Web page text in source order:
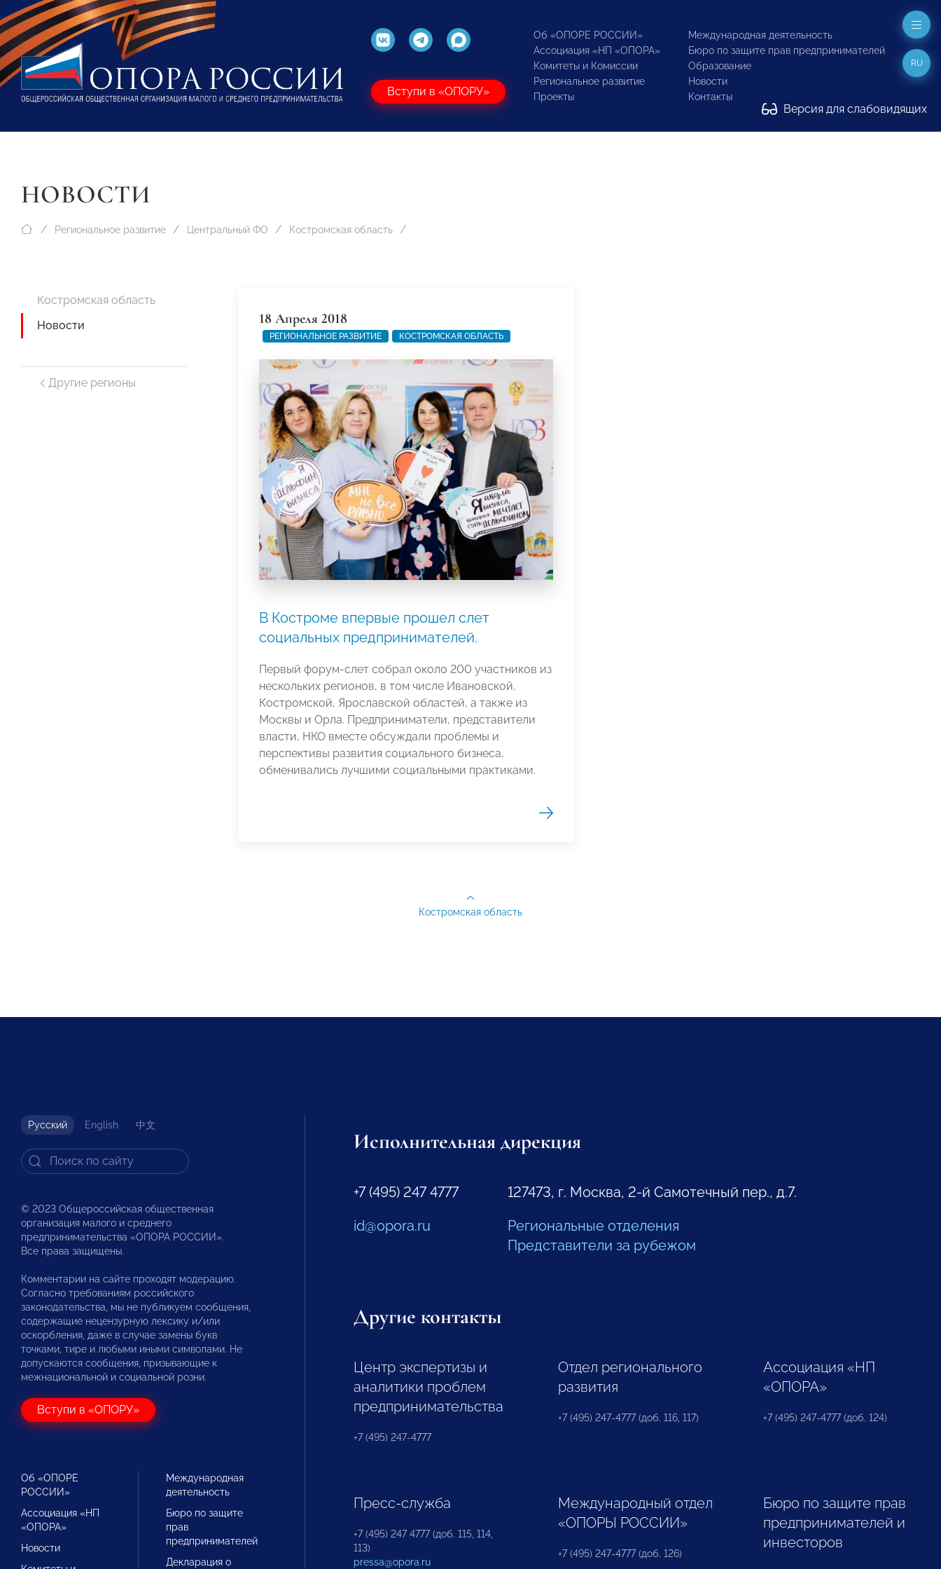
Вступи в «ОПОРУ»
Об «ОПОРЕ РОССИИ»
Ассоциация «НП «ОПОРА»
Комитеты и Комиссии
Региональное развитие
Проекты
Международная деятельность
Бюро по защите прав предпринимателей
Образование
Новости
Контакты
Версия для слабовидящих
RU
НОВОСТИ
Региональное развитие Центральный ФО Костромская область
Костромская область
Новости
Другие регионы
18 Апреля 2018
РЕГИОНАЛЬНОЕ РАЗВИТИЕ КОСТРОМСКАЯ ОБЛАСТЬ
В Костроме впервые прошел слет
социальных предпринимателей.
Первый форум-слет собрал около 200 участников из
нескольких регионов, в том числе Ивановской,
Костромской, Ярославской областей, а также из
Москвы и Орла. Предприниматели, представители
власти, НКО вместе обсуждали проблемы и
перспективы развития социального бизнеса,
обменивались лучшими социальными практиками.
Костромская область
Русский English 中文
© 2023 Общероссийская общественная
организация малого и среднего
предпринимательства «ОПОРА РОССИИ».
Все права защищены.
Комментарии на сайте проходят модерацию.
Согласно требованиям российского
законодательства, мы не публикуем сообщения,
содержащие нецензурную лексику и/или
оскорбления, даже в случае замены букв
точками, тире и любыми иными символами. Не
допускаются сообщения, призывающие к
межнациональной и социальной розни.
Вступи в «ОПОРУ»
Об «ОПОРЕ
РОССИИ»
Ассоциация «НП
«ОПОРА»
Новости
Международная
деятельность
Бюро по защите
прав
предпринимателей
Декларация о
Исполнительная дирекция
+7 (495) 247 4777
id@opora.ru
127473, г. Москва, 2-й Самотечный пер., д.7.
Региональные отделения
Представители за рубежом
Другие контакты
Центр экспертизы и
аналитики проблем
предпринимательства
+7 (495) 247-4777
Отдел регионального
развития
+7 (495) 247-4777 (доб. 116, 117)
Ассоциация «НП
«ОПОРА»
+7 (495) 247-4777 (доб. 124)
Пресс-служба
+7 (495) 247 4777 (доб. 115, 114,
113)
pressa@opora.ru
Международный отдел
«ОПОРЫ РОССИИ»
+7 (495) 247-4777 (доб. 126)
Бюро по защите прав
предпринимателей и
инвесторов